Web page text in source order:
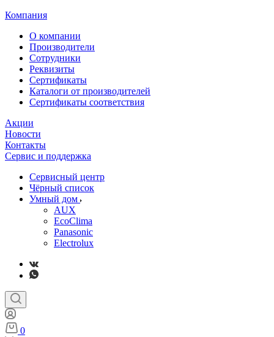
Компания
О компании
Производители
Сотрудники
Реквизиты
Сертификаты
Каталоги от производителей
Сертификаты соответствия
Акции
Новости
Контакты
Сервис и поддержка
Сервисный центр
Чёрный список
Умный дом
AUX
EcoClima
Panasonic
Electrolux
0